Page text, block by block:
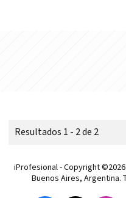
Resultados 1 - 2 de 2
iProfesional - Copyright
Buenos Aires,